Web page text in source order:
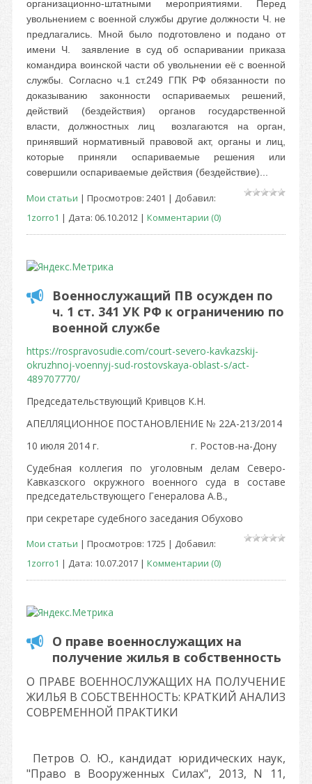
организационно-штатными мероприятиями. Перед
увольнением с военной службы другие должности Ч. не
предлагались. Мной было подготовлено и подано от
имени Ч. заявление в суд об оспаривании приказа
командира воинской части об увольнении её с военной
службы. Согласно ч.1 ст.249 ГПК РФ обязанности по
доказыванию законности оспариваемых решений,
действий (бездействия) органов государственной
власти, должностных лиц возлагаются на орган,
принявший нормативный правовой акт, органы и лиц,
которые приняли оспариваемые решения или
совершили оспариваемые действия (бездействие)...
Мои статьи | Просмотров: 2401 | Добавил:
1zorro1 | Дата: 06.10.2012 | Комментарии (0)
Военнослужащий ПВ осужден по
ч. 1 ст. 341 УК РФ к ограничению по
военной службе
https://rospravosudie.com/court-severo-kavkazskij-
okruzhnoj-voennyj-sud-rostovskaya-oblast-s/act-
489707770/
Председательствующий Кривцов К.Н.
АПЕЛЛЯЦИОННОЕ ПОСТАНОВЛЕНИЕ № 22А-213/2014
10 июля 2014 г. г. Ростов-на-Дону
Судебная коллегия по уголовным делам Северо-
Кавказского окружного военного суда в составе
председательствующего Генералова А.В.,
при секретаре судебного заседания Обухово
Мои статьи | Просмотров: 1725 | Добавил:
1zorro1 | Дата: 10.07.2017 | Комментарии (0)
О праве военнослужащих на
получение жилья в собственность
О ПРАВЕ ВОЕННОСЛУЖАЩИХ НА ПОЛУЧЕНИЕ
ЖИЛЬЯ В СОБСТВЕННОСТЬ: КРАТКИЙ АНАЛИЗ
СОВРЕМЕННОЙ ПРАКТИКИ
Петров О. Ю., кандидат юридических наук,
"Право в Вооруженных Силах", 2013, N 11,